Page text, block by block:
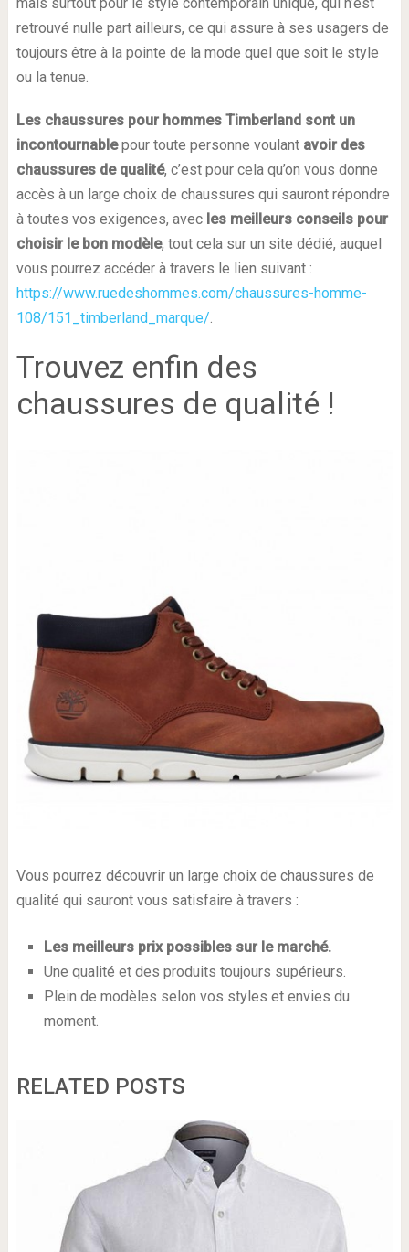
retrouvé nulle part ailleurs, ce qui assure à ses usagers de
toujours être à la pointe de la mode quel que soit le style
ou la tenue.
Les chaussures pour hommes Timberland sont un
incontournablepour toute personne voulant avoir des
chaussures de qualité, c’est pour cela qu’on vous donne
accès à un large choix de chaussures qui sauront répondre
à toutes vos exigences, avec les meilleurs conseils pour
choisir le bon modèle, tout cela sur un site dédié, auquel
vous pourrez accéder à travers le lien suivant :
https://www.ruedeshommes.com/chaussures-homme-
108/151_timberland_marque/.
Trouvez enfin des
chaussures de qualité !
Vous pourrez découvrir un large choix de chaussures de
qualité qui sauront vous satisfaire à travers :
Les meilleurs prix possibles sur le marché.
Une qualité et des produits toujours supérieurs.
Plein de modèles selon vos styles et envies du
moment.
RELATED POSTS